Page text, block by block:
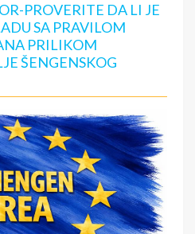
PROVERITE DA LI JE
SA PRAVILOM
PRILIKOM
ŠENGENSKOG